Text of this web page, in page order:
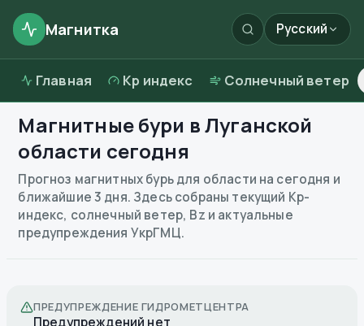
Магнитка Русский
Главная Kp индекс Солнечный ветер
Магнитные бури вЛуганской
области сегодня
Прогноз магнитных бурь для области на сегодня и
ближайшие 3 дня. Здесь собраны текущий Kp-
индекс, солнечный ветер, Bz и актуальные
предупреждения УкрГМЦ.
ПРЕДУПРЕЖДЕНИЕ ГИДРОМЕТЦЕНТРА
Предупреждений нет